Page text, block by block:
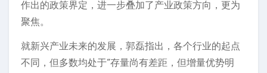
作出的政策界定，进一步叠加了产业政策方向，更为
聚焦。
就新兴产业未来的发展，郭磊指出，各个行业的起点
不同，但多数均处于“存量尚有差距，但增量优势明